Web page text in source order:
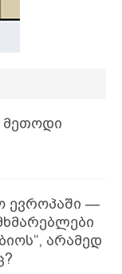
მეთოდი
ევროპაში —
არამედ